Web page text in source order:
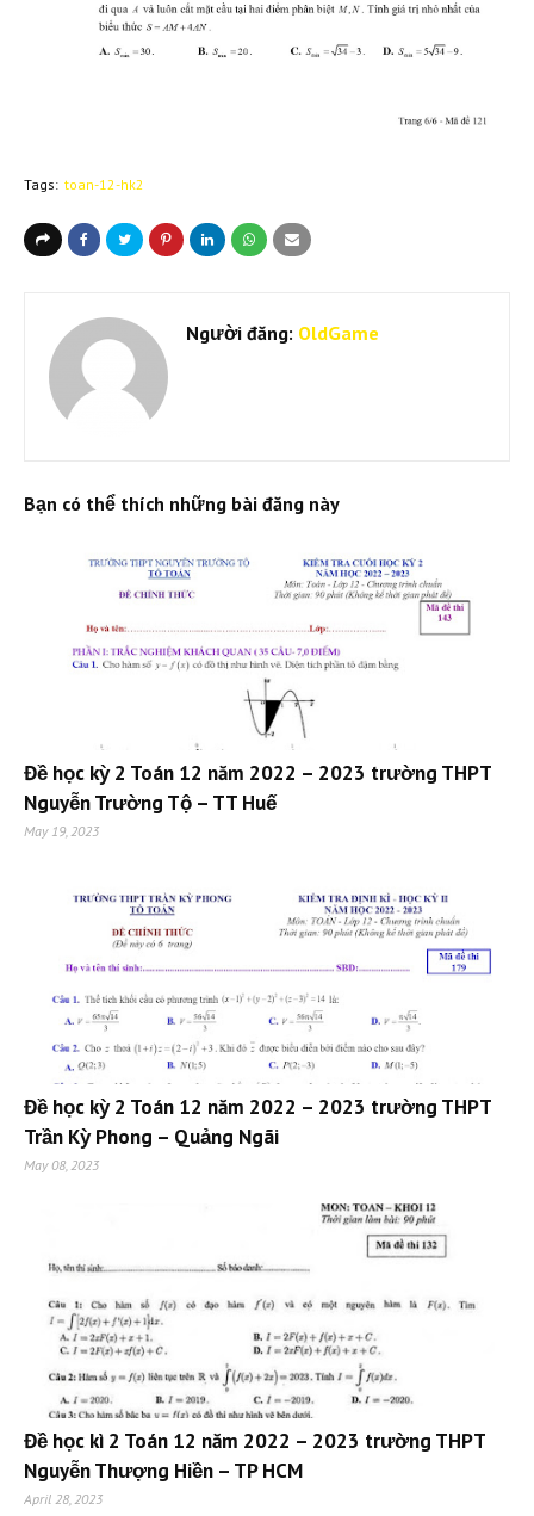
Tags: toan-12-hk2
Người đăng: OldGame
Bạn có thể thích những bài đăng này
Đề học kỳ 2 Toán 12 năm 2022 – 2023 trường THPT
Nguyễn Trường Tộ – TT Huế
May 19, 2023
Đề học kỳ 2 Toán 12 năm 2022 – 2023 trường THPT
Trần Kỳ Phong – Quảng Ngãi
May 08, 2023
Đề học kì 2 Toán 12 năm 2022 – 2023 trường THPT
Nguyễn Thượng Hiền – TP HCM
April 28, 2023